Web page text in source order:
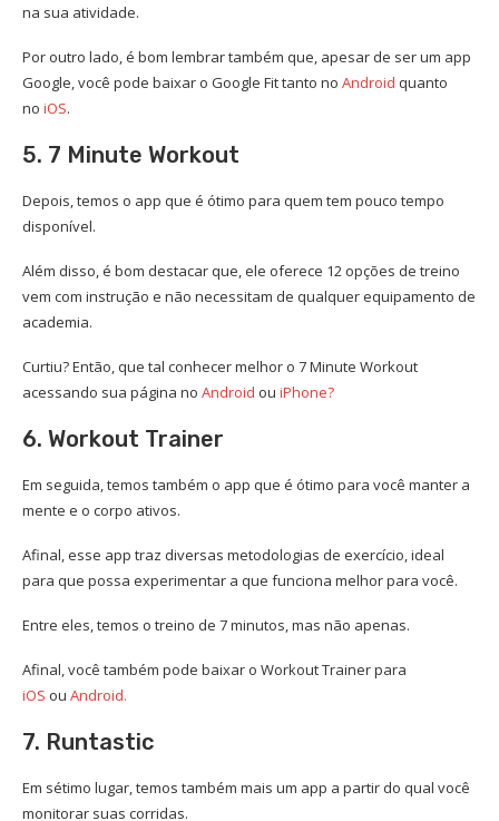
na sua atividade.
Por outro lado, é bom lembrar também que, apesar de ser um app
Google, você pode baixar o Google Fit tanto no Android quanto
no iOS.
5. 7 Minute Workout
Depois, temos o app que é ótimo para quem tem pouco tempo
disponível.
Além disso, é bom destacar que, ele oferece 12 opções de treino
vem com instrução e não necessitam de qualquer equipamento de
academia.
Curtiu? Então, que tal conhecer melhor o 7 Minute Workout
acessando sua página no Android ou iPhone?
6. Workout Trainer
Em seguida, temos também o app que é ótimo para você manter a
mente e o corpo ativos.
Afinal, esse app traz diversas metodologias de exercício, ideal
para que possa experimentar a que funciona melhor para você.
Entre eles, temos o treino de 7 minutos, mas não apenas.
Afinal, você também pode baixar o Workout Trainer para
iOS ou Android.
7. Runtastic
Em sétimo lugar, temos também mais um app a partir do qual você
monitorar suas corridas.